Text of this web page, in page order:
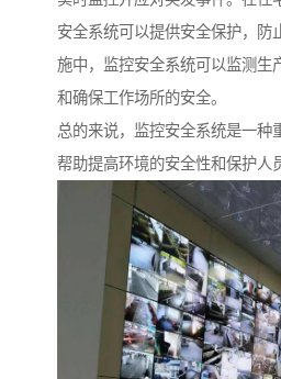
安全系统可以提供安全保护，防
施中，监控安全系统可以监测生
和确保工作场所的安全。
总的来说，监控安全系统是一种
帮助提高环境的安全性和保护人